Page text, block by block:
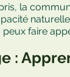
la
faire
: